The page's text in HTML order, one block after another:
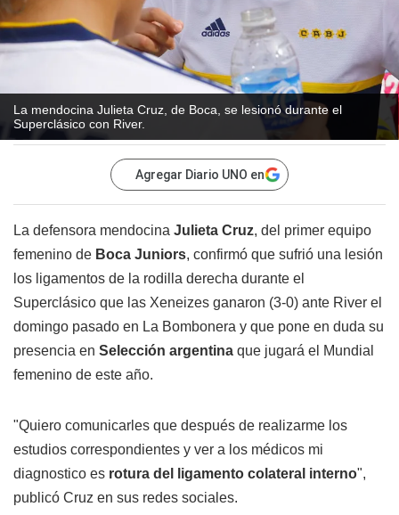
La mendocina Julieta Cruz, de Boca, se lesionó durante el
Superclásico con River.
Agregar Diario UNO en
La defensora mendocina Julieta Cruz, del primer equipo
femenino de Boca Juniors, confirmó que sufrió una lesión
los ligamentos de la rodilla derecha durante el
Superclásico que las Xeneizes ganaron (3-0) ante River el
domingo pasado en La Bombonera y que pone en duda su
presencia en Selección argentina que jugará el Mundial
femenino de este año.
"Quiero comunicarles que después de realizarme los
estudios correspondientes y ver a los médicos mi
diagnostico es rotura del ligamento colateral interno",
publicó Cruz en sus redes sociales.